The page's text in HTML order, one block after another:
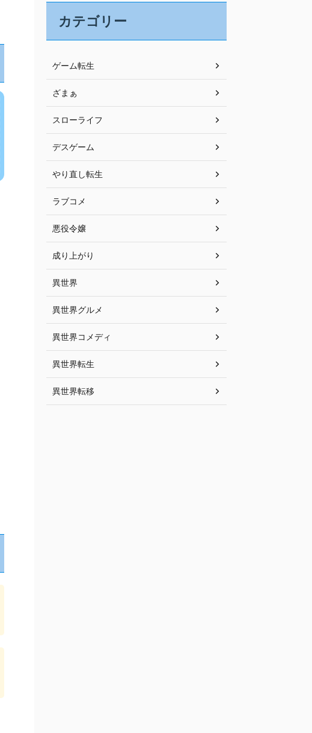
カテゴリー
ゲーム転生
ざまぁ
スローライフ
デスゲーム
やり直し転生
ラブコメ
悪役令嬢
成り上がり
異世界
異世界グルメ
異世界コメディ
異世界転生
異世界転移